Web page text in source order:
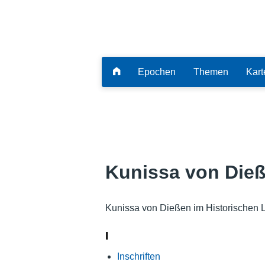
Epochen Themen
Kunissa von
Kunissa von Dießen im Historischen
I
Inschriften